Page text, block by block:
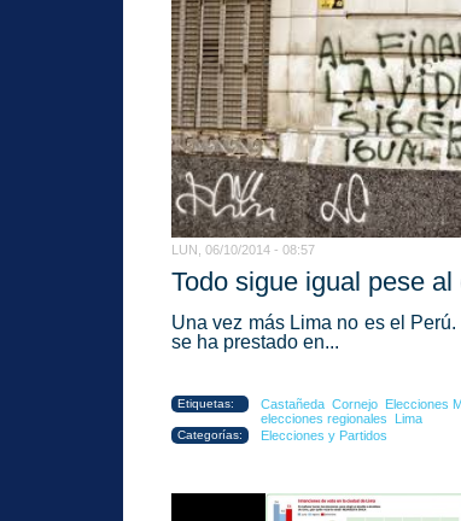
LUN, 06/10/2014 - 08:57
Todo sigue igual pese al
Una vez más Lima no es el
se ha prestado en...
Etiquetas: Castañeda Cornejo Elecciones
elecciones regionales
Lima
Categorías: Elecciones y Partidos